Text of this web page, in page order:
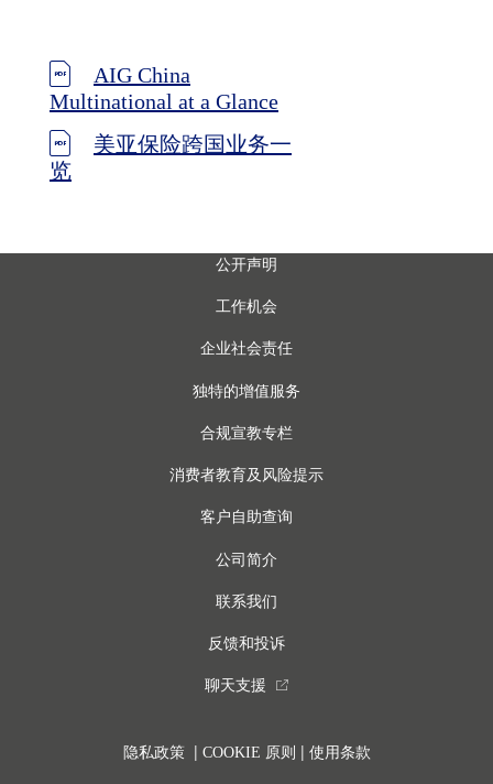
AIG China
Multinational at a Glance
美亚保险跨国业务一
览
公开声明
工作机会
企业社会责任
独特的增值服务
合规宣教专栏
消费者教育及风险提示
客户自助查询
公司简介
联系我们
反馈和投诉
聊天支援 external_link
隐私政策| COOKIE 原则 | 使用条款